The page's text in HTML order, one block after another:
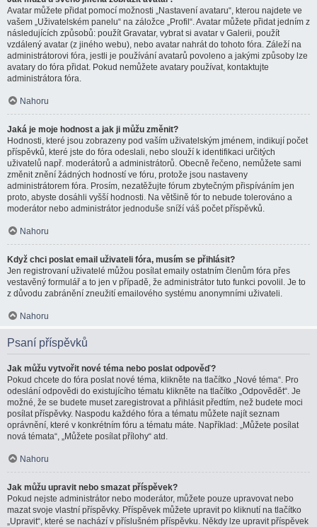
Avatar můžete přidat pomocí možnosti „Nastavení avataru“, kterou najdete ve
vašem „Uživatelském panelu“ na záložce „Profil“. Avatar můžete přidat jedním z
následujících způsobů: použít Gravatar, vybrat si avatar v Galerii, použít
vzdálený avatar (z jiného webu), nebo avatar nahrát do tohoto fóra. Záleží na
administrátorovi fóra, jestli je používání avatarů povoleno a jakými způsoby lze
avatary do fóra přidat. Pokud nemůžete avatary používat, kontaktujte
administrátora fóra.
Nahoru
Jaká je moje hodnost a jak ji můžu změnit?
Hodnosti, které jsou zobrazeny pod vaším uživatelským jménem, indikují počet
příspěvků, které jste do fóra odeslali, nebo slouží k identifikaci určitých
uživatelů např. moderátorů a administrátorů. Obecně řečeno, nemůžete sami
změnit znění žádných hodností ve fóru, protože jsou nastaveny
administrátorem fóra. Prosím, nezatěžujte fórum zbytečným přispíváním jen
proto, abyste dosáhli vyšší hodnosti. Na většině fór to nebude tolerováno a
moderátor nebo administrátor jednoduše sníží váš počet příspěvků.
Nahoru
Když chci poslat email uživateli fóra, musím se přihlásit?
Jen registrovaní uživatelé můžou posílat emaily ostatním členům fóra přes
vestavěný formulář a to jen v případě, že administrátor tuto funkci povolil. Je to
z důvodu zabránění zneužití emailového systému anonymními uživateli.
Nahoru
Psaní příspěvků
Jak můžu vytvořit nové téma nebo poslat odpověď?
Pokud chcete do fóra poslat nové téma, klikněte na tlačítko „Nové téma“. Pro
odeslání odpovědi do existujícího tématu klikněte na tlačítko „Odpovědět“. Je
možné, že se budete muset zaregistrovat a přihlásit předtím, než budete moci
posílat příspěvky. Naspodu každého fóra a tématu můžete najít seznam
oprávnění, které v konkrétním fóru a tématu máte. Například: „Můžete posílat
nová témata“, „Můžete posílat přílohy“ atd.
Nahoru
Jak můžu upravit nebo smazat příspěvek?
Pokud nejste administrátor nebo moderátor, můžete pouze upravovat nebo
mazat svoje vlastní příspěvky. Příspěvek můžete upravit po kliknutí na tlačítko
„Upravit“, které se nachází v příslušném příspěvku. Někdy lze upravit příspěvek